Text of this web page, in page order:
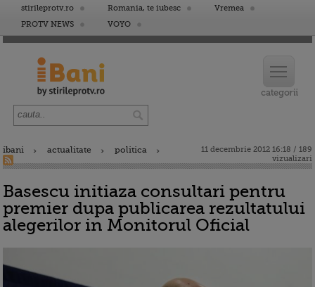
stirileprotv.ro Romania, te iubesc
Vremea
PROTV NEWS
VOYO
ibani actualitate politica
11 decembrie 2012 16:18 / 189
vizualizari
Basescu initiaza consultari pentru
premier dupa publicarea rezultatului
alegerilor in Monitorul Oficial